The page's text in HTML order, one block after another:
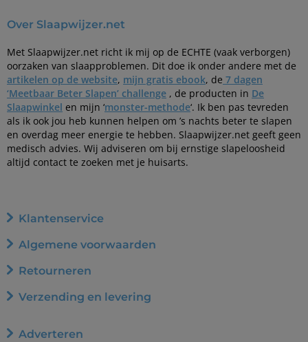
Over Slaapwijzer.net
Met Slaapwijzer.net richt ik mij op de ECHTE (vaak verborgen)
oorzaken van slaapproblemen. Dit doe ik onder andere met de
artikelen op de website, mijn gratis ebook, de 7 dagen
‘Meetbaar Beter Slapen’ challenge , de producten in De
Slaapwinkel en mijn ‘monster-methode‘. Ik ben pas tevreden
als ik ook jou heb kunnen helpen om ’s nachts beter te slapen
en overdag meer energie te hebben. Slaapwijzer.net geeft geen
medisch advies. Wij adviseren om bij ernstige slapeloosheid
altijd contact te zoeken met je huisarts.
Klantenservice
Algemene voorwaarden
Retourneren
Verzending en levering
Adverteren